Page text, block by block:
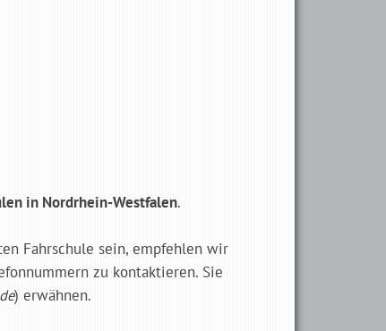
in Nordrhein-Westfalen.
Fahrschule sein, empfehlen wir
zu kontaktieren. Sie
) erwähnen.